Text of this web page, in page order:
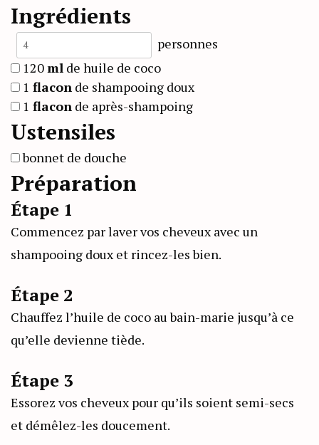
Ingrédients
personnes
120ml de huile de coco
1 flacon de shampooing doux
1 flacon de après-shampoing
Ustensiles
bonnet de douche
Préparation
Étape 1
Commencez par laver vos cheveux avec un
shampooing doux et rincez-les bien.
Étape 2
Chauffez l’huile de coco au bain-marie jusqu’à ce
qu’elle devienne tiède.
Étape 3
Essorez vos cheveux pour qu’ils soient semi-secs
et démêlez-les doucement.